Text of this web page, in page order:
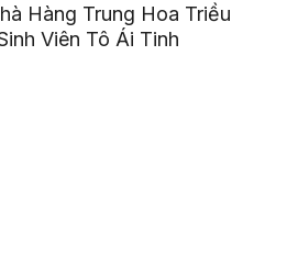
Hàng Trung Hoa Triều
Viên Tô Ái Tinh